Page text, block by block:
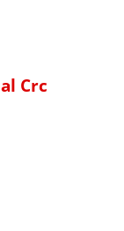
Crc